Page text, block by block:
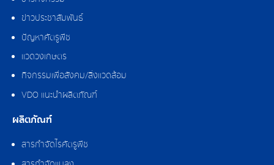
ข่าวประชาสัมพันธ์
ปัญหาศัตรูพืช
แวดวงเกษตร
กิจกรรมเพื่อสังคม/สิ่งแวดล้อม
VDO แนะนำผลิตภัณฑ์
ผลิตภัณฑ์
สารกำจัดไรศัตรูพืช